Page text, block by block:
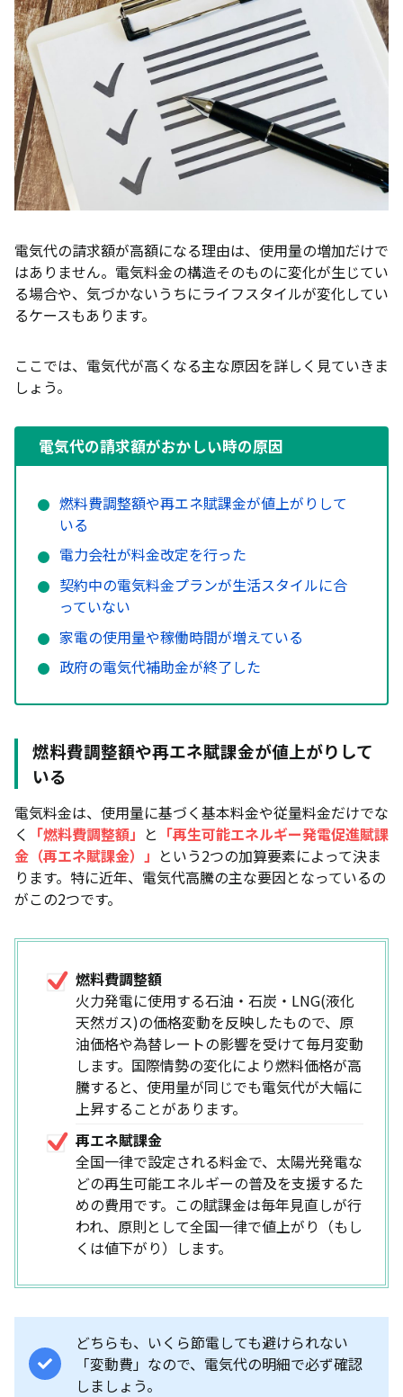
電気代の請求額が高額になる理由は、使用量の増加だけで
はありません。電気料金の構造そのものに変化が生じてい
る場合や、気づかないうちにライフスタイルが変化してい
るケースもあります。
ここでは、電気代が高くなる主な原因を詳しく見ていきま
しょう。
電気代の請求額がおかしい時の原因
燃料費調整額や再エネ賦課金が値上がりして
いる
電力会社が料金改定を行った
契約中の電気料金プランが生活スタイルに合
っていない
家電の使用量や稼働時間が増えている
政府の電気代補助金が終了した
燃料費調整額や再エネ賦課金が値上がりして
いる
電気料金は、使用量に基づく基本料金や従量料金だけでな
く 「燃料費調整額」 と 「再生可能エネルギー発電促進賦課
金（再エネ賦課金）」 という2つの加算要素によって決ま
ります。特に近年、電気代高騰の主な要因となっているの
がこの2つです。
燃料費調整額
火力発電に使用する石油・石炭・LNG(液化
天然ガス)の価格変動を反映したもので、原
油価格や為替レートの影響を受けて毎月変動
します。国際情勢の変化により燃料価格が高
騰すると、使用量が同じでも電気代が大幅に
上昇することがあります。
再エネ賦課金
全国一律で設定される料金で、太陽光発電な
どの再生可能エネルギーの普及を支援するた
めの費用です。この賦課金は毎年見直しが行
われ、原則として全国一律で値上がり（もし
くは値下がり）します。
どちらも、いくら節電しても避けられない
「変動費」なので、電気代の明細で必ず確認
しましょう。